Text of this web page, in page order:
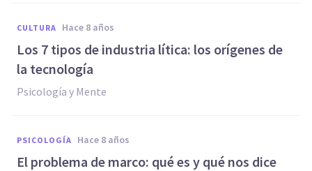
CULTURA hace 8 años
Los 7 tipos de industria lítica: los orígenes de
la tecnología
Psicología y Mente
PSICOLOGÍA hace 8 años
El problema de marco: qué es y qué nos dice